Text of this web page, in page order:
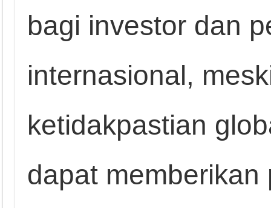
bagi investor dan
internasional,
ketidakpastian
dapat